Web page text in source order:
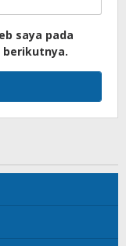
saya pada